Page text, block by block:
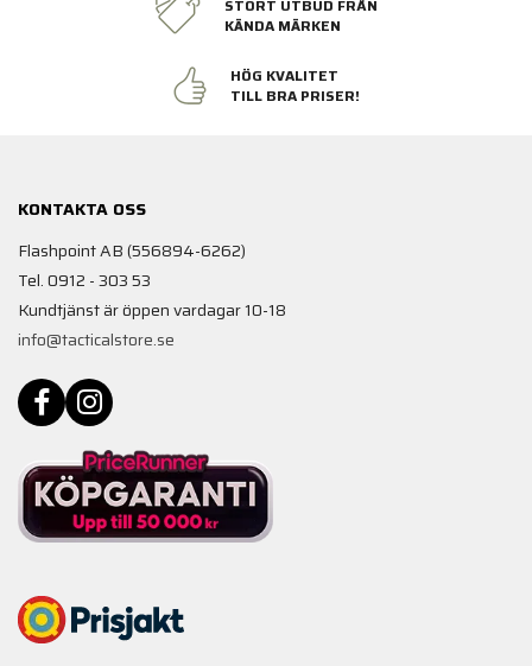
STORT UTBUD FRÅN
KÄNDA MÄRKEN
HÖG KVALITET
TILL BRA PRISER!
KONTAKTA OSS
Flashpoint AB (556894-6262)
Tel. 0912 - 303 53
Kundtjänst är öppen vardagar 10-18
info@tacticalstore.se